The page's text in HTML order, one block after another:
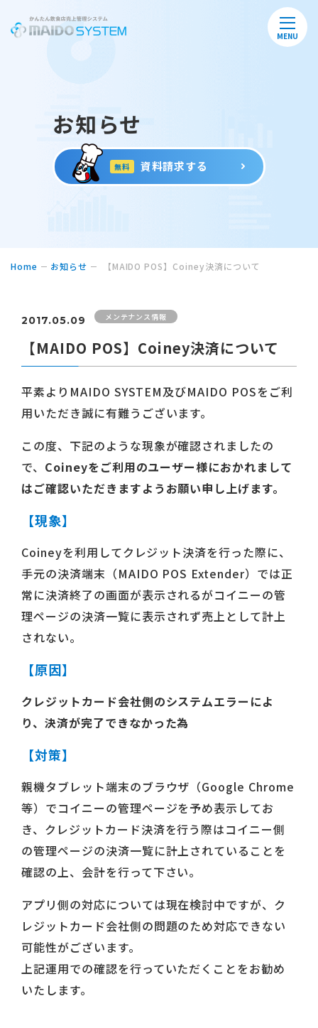
MENU
お知らせ
無料 資料請求する
Home お知らせ 【MAIDO POS】Coiney決済について
2017.05.09 メンテナンス情報
【MAIDO POS】Coiney決済について
平素よりMAIDO SYSTEM及びMAIDO POSをご利
用いただき誠に有難うございます。
この度、下記のような現象が確認されましたの
で、 Coineyをご利用のユーザー様におかれまして
はご確認いただきますようお願い申し上げます。
【現象】
Coineyを利用してクレジット決済を行った際に、
手元の決済端末（MAIDO POS Extender）では正
常に決済終了の画面が表示されるがコイニーの管
理ページの決済一覧に表示されず売上として計上
されない。
【原因】
クレジットカード会社側のシステムエラーによ
り、決済が完了できなかった為
【対策】
親機タブレット端末のブラウザ（Google Chrome
等）でコイニーの管理ページを予め表示してお
き、クレジットカード決済を行う際はコイニー側
の管理ページの決済一覧に計上されていることを
確認の上、会計を行って下さい。
アプリ側の対応については現在検討中ですが、ク
レジットカード会社側の問題のため対応できない
可能性がございます。
上記運用での確認を行っていただくことをお勧め
いたします。